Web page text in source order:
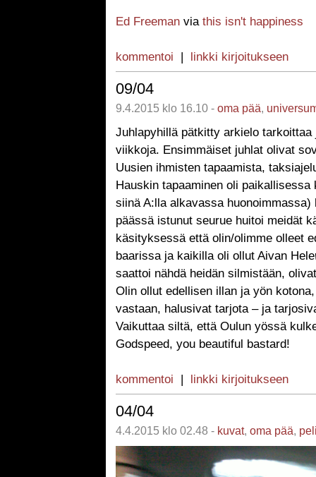
Ed Freeman via this isn't happiness
kommentoi | linkki kirjoitukseen
09/04
9.4.2015 klo 16.10 - oma pää,
Juhlapyhillä pätkitty arkielo
viikkoja. Ensimmäiset juhlat olivat
Uusien ihmisten tapaamista,
Hauskin tapaaminen oli
siinä A:lla alkavassa huonoimmassa)
päässä istunut seurue huitoi meidät
käsityksessä että olin/olimme olleet
baarissa ja kaikilla oli ollut Aivan Hele
saattoi nähdä heidän silmistään,
Olin ollut edellisen illan ja yön
vastaan, halusivat tarjota – ja
Vaikuttaa siltä, että Oulun yössä
Godspeed, you beautiful bastard!
kommentoi | linkki kirjoitukseen
04/04
4.4.2015 klo 02.48 - kuvat, oma pää,